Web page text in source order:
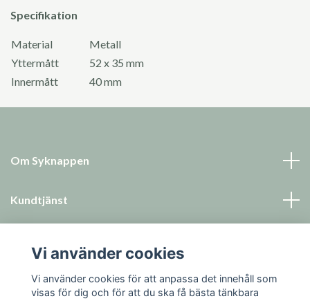
Specifikation
Material
Metall
Yttermått
52 x 35 mm
Innermått
40 mm
Om Syknappen
Kundtjänst
Sociala medier
Vi använder cookies
Vi använder cookies för att anpassa det innehåll som
visas för dig och för att du ska få bästa tänkbara